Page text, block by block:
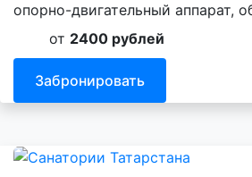
опорно-двигательный аппарат,
от 2400 рублей
Забронировать